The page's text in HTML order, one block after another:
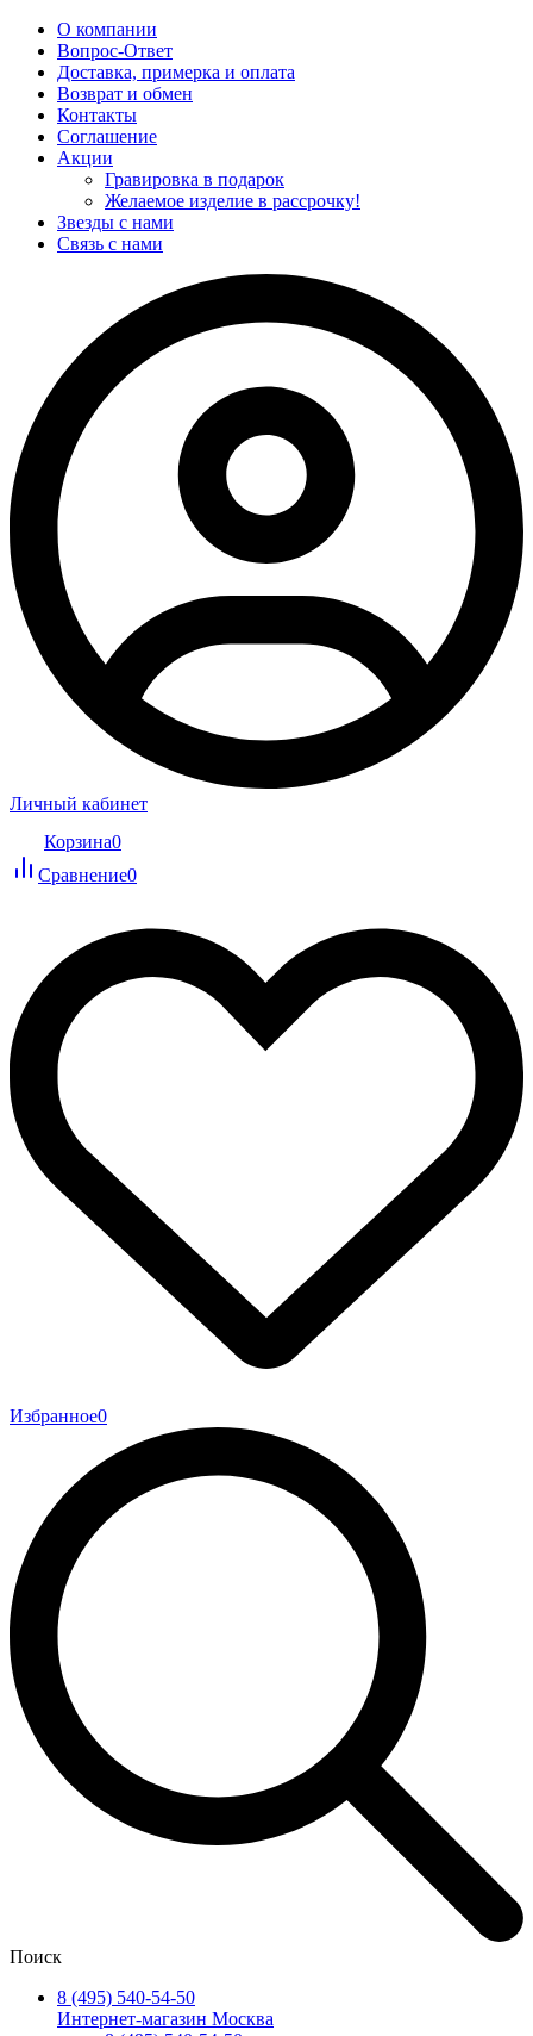
О компании
Вопрос-Ответ
Доставка, примерка и оплата
Возврат и обмен
Контакты
Соглашение
Акции
Гравировка в подарок
Желаемое изделие в рассрочку!
Звезды с нами
Связь с нами
Личный кабинет
Корзина0
Сравнение0
Избранное0
Поиск
8 (495) 540-54-50
Интернет-магазин Москва